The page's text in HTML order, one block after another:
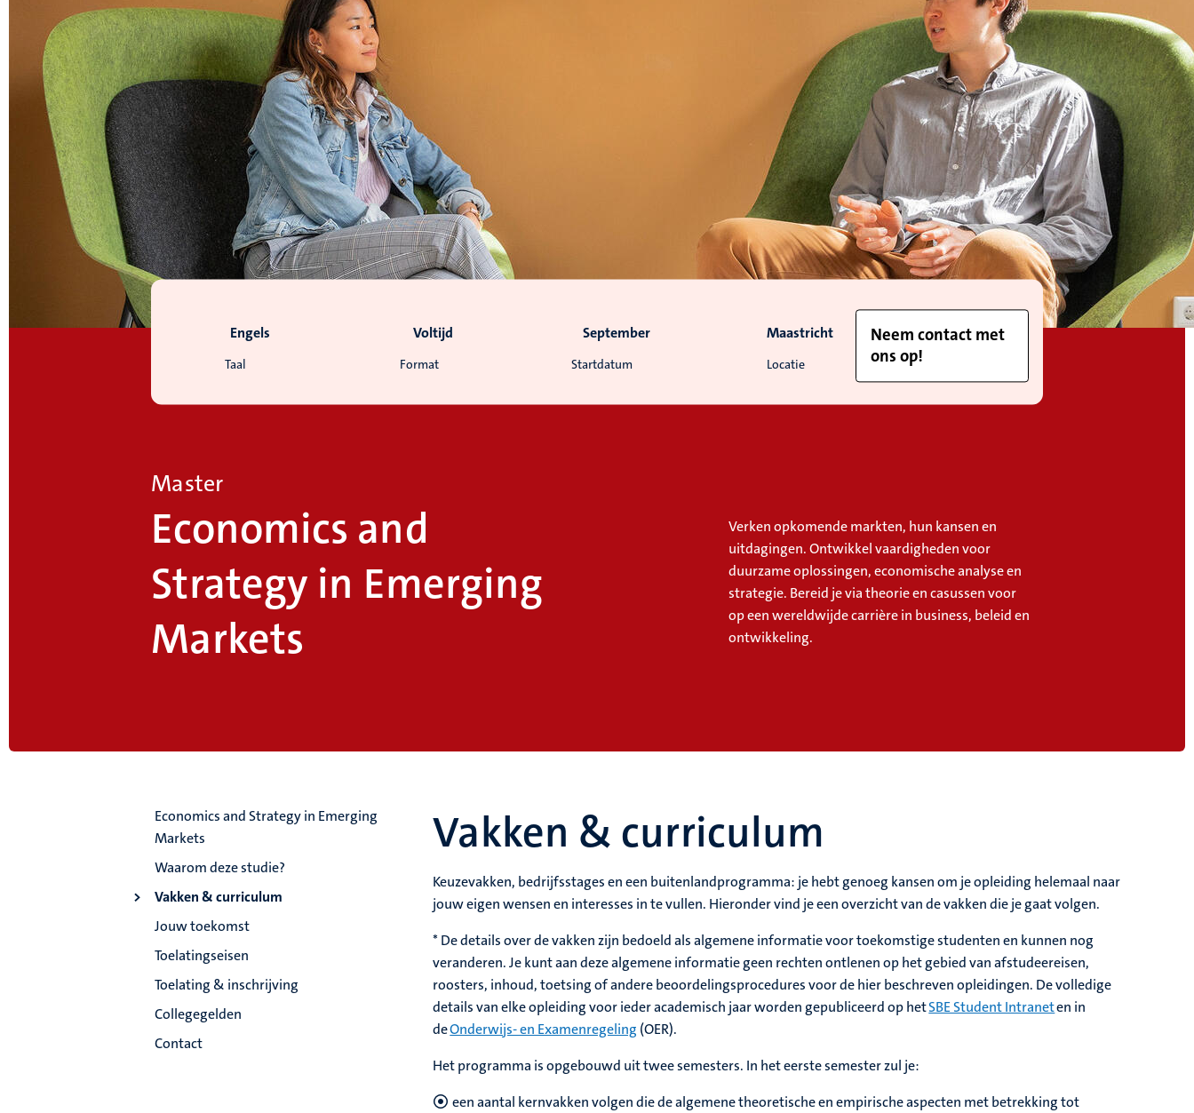
Taal
Engels
Format
Voltijd
Startdatum
September
Locatie
Maastricht
Neem contact met
ons op!
Master
Economics and
Strategy in Emerging
Markets
Verken opkomende markten, hun kansen en
uitdagingen. Ontwikkel vaardigheden voor
duurzame oplossingen, economische analyse en
strategie. Bereid je via theorie en casussen voor
op een wereldwijde carrière in business, beleid en
ontwikkeling.
Economics and Strategy in Emerging
Markets
Waarom deze studie?
Vakken & curriculum
Jouw toekomst
Toelatingseisen
Toelating & inschrijving
Collegegelden
Contact
Vakken & curriculum
Keuzevakken, bedrijfsstages en een buitenlandprogramma: je hebt genoeg kansen om je opleiding helemaal naar
jouw eigen wensen en interesses in te vullen. Hieronder vind je een overzicht van de vakken die je gaat volgen.
* De details over de vakken zijn bedoeld als algemene informatie voor toekomstige studenten en kunnen nog
veranderen. Je kunt aan deze algemene informatie geen rechten ontlenen op het gebied van afstudeereisen,
roosters, inhoud, toetsing of andere beoordelingsprocedures voor de hier beschreven opleidingen. De volledige
details van elke opleiding voor ieder academisch jaar worden gepubliceerd op hetSBE Student Intraneten in
deOnderwijs- en Examenregeling (OER).
Het programma is opgebouwd uit twee semesters. In het eerste semester zul je:
een aantal kernvakken volgen die de algemene theoretische en empirische aspecten met betrekking tot